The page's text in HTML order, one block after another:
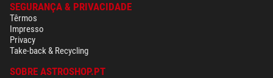
SEGURANÇA & PRIVACIDADE
Têrmos
Impresso
Privacy
Take-back & Recycling
SOBRE ASTROSHOP.PT